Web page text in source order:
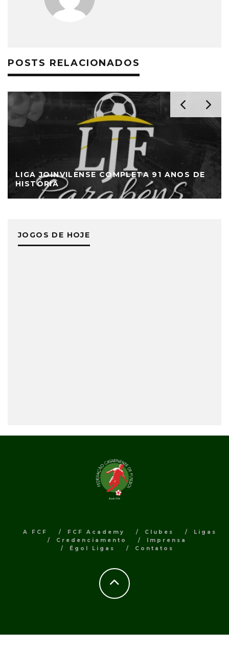
POSTS RELACIONADOS
LIGA JOINVILENSE COMPLETA 91 ANOS DE
HISTÓRIA
JOGOS DE HOJE
A FCF FCF Academy Clubes
Ligas
Credenciamento
Imprensa
Égol Ligas
Contatos